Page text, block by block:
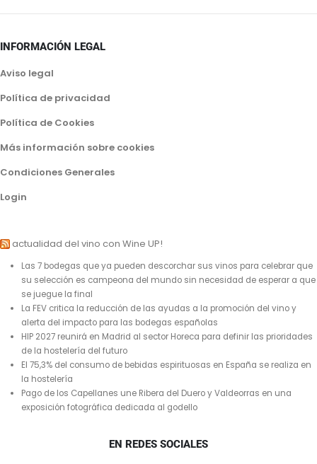
INFORMACIÓN LEGAL
Aviso legal
Política de privacidad
Política de Cookies
Más información sobre cookies
Condiciones Generales
Login
actualidad del vino con Wine UP!
Las 7 bodegas que ya pueden descorchar sus vinos para celebrar que
su selección es campeona del mundo sin necesidad de esperar a que
se juegue la final
La FEV critica la reducción de las ayudas a la promoción del vino y
alerta del impacto para las bodegas españolas
HIP 2027 reunirá en Madrid al sector Horeca para definir las prioridades
de la hostelería del futuro
El 75,3% del consumo de bebidas espirituosas en España se realiza en
la hostelería
Pago de los Capellanes une Ribera del Duero y Valdeorras en una
exposición fotográfica dedicada al godello
EN REDES SOCIALES